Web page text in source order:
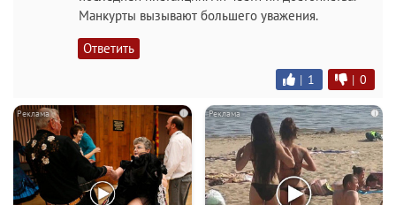
Манкурты вызывают большего уважения.
Ответить
| 1 | 0
i i